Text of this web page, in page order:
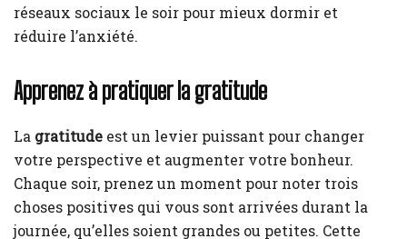
réseaux sociaux le soir pour mieux dormir et
réduire l’anxiété.
Apprenez à pratiquer la gratitude
La gratitude est un levier puissant pour changer
votre perspective et augmenter votre bonheur.
Chaque soir, prenez un moment pour noter trois
choses positives qui vous sont arrivées durant la
journée, qu’elles soient grandes ou petites. Cette